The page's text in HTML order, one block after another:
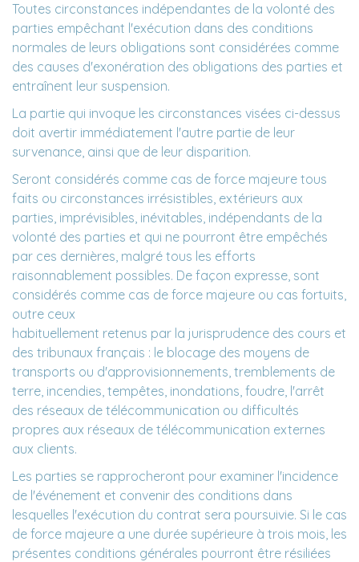
Toutes circonstances indépendantes de la volonté des
parties empêchant l'exécution dans des conditions
normales de leurs obligations sont considérées comme
des causes d'exonération des obligations des parties et
entraînent leur suspension.
La partie qui invoque les circonstances visées ci-dessus
doit avertir immédiatement l'autre partie de leur
survenance, ainsi que de leur disparition.
Seront considérés comme cas de force majeure tous
faits ou circonstances irrésistibles, extérieurs aux
parties, imprévisibles, inévitables, indépendants de la
volonté des parties et qui ne pourront être empêchés
par ces dernières, malgré tous les efforts
raisonnablement possibles. De façon expresse, sont
considérés comme cas de force majeure ou cas fortuits,
outre ceux
habituellement retenus par la jurisprudence des cours et
des tribunaux français : le blocage des moyens de
transports ou d'approvisionnements, tremblements de
terre, incendies, tempêtes, inondations, foudre, l'arrêt
des réseaux de télécommunication ou difficultés
propres aux réseaux de télécommunication externes
aux clients.
Les parties se rapprocheront pour examiner l'incidence
de l'événement et convenir des conditions dans
lesquelles l'exécution du contrat sera poursuivie. Si le cas
de force majeure a une durée supérieure à trois mois, les
présentes conditions générales pourront être résiliées